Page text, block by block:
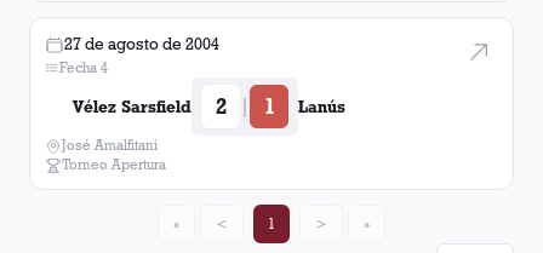
27 de agosto de 2004
Fecha 4
Vélez Sarsfield 2 | 1 Lanús
José Amalfitani
Torneo Apertura
« < 1 > »